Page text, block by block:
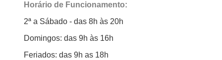
Horário de Funcionamento:
2ª a Sábado - das 8h às 20h
Domingos: das 9h às 16h
Feriados: das 9h as 18h